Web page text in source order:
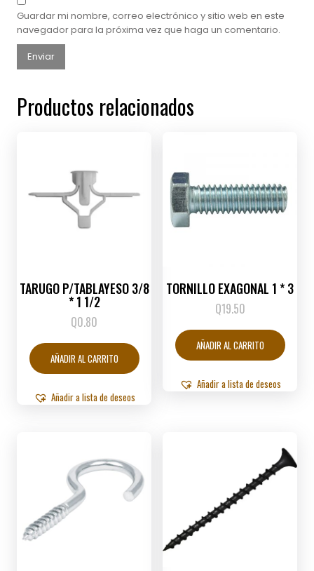
Guardar mi nombre, correo electrónico y sitio web en este
navegador para la próxima vez que haga un comentario.
Productos relacionados
TARUGO P/TABLAYESO 3/8
* 1 1/2
Q0.80
AÑADIR AL CARRITO
Añadir a lista de deseos
TORNILLO EXAGONAL 1 * 3
Q19.50
AÑADIR AL CARRITO
Añadir a lista de deseos